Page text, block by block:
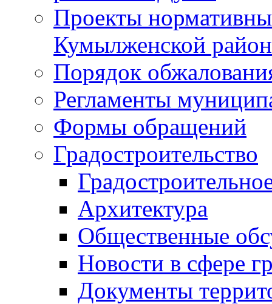
Проекты
Кумылженской
Порядок
Регламенты
Формы обращений
Градостроительство
Архитектура
Общественные
Новости в сфере
Документы